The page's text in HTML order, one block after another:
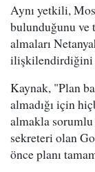
Aynı yetkili,
bulunduğunu ve
almaları
ilişkilendirdiğini
Kaynak, "Plan
almadığı için
almakla sorumlu
sekreteri olan
önce planı